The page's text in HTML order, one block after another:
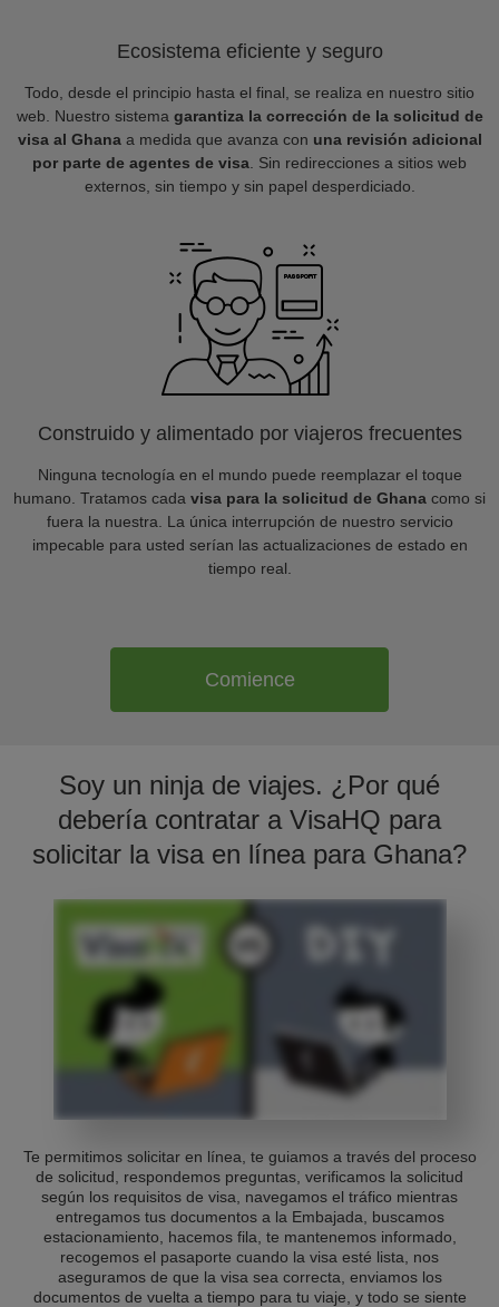
Ecosistema eficiente y seguro
Todo, desde el principio hasta el final, se realiza en nuestro sitio
web. Nuestro sistema garantiza la corrección de la solicitud de
visa al Ghanaa medida que avanza con una revisión adicional
por parte de agentes de visa . Sin redirecciones a sitios web
externos, sin tiempo y sin papel desperdiciado.
Construido y alimentado por viajeros frecuentes
Ninguna tecnología en el mundo puede reemplazar el toque
humano. Tratamos cada visa para la solicitud de Ghana como si
fuera la nuestra. La única interrupción de nuestro servicio
impecable para usted serían las actualizaciones de estado en
tiempo real.
Comience
Soy un ninja de viajes. ¿Por qué
debería contratar a VisaHQ para
solicitar la visa en línea para Ghana?
Te permitimos solicitar en línea, te guiamos a través del proceso
de solicitud, respondemos preguntas, verificamos la solicitud
según los requisitos de visa, navegamos el tráfico mientras
entregamos tus documentos a la Embajada, buscamos
estacionamiento, hacemos fila, te mantenemos informado,
recogemos el pasaporte cuando la visa esté lista, nos
aseguramos de que la visa sea correcta, enviamos los
documentos de vuelta a tiempo para tu viaje, y todo se siente